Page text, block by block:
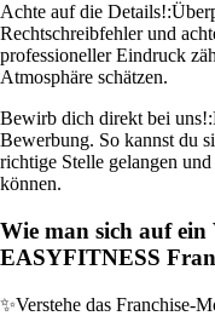
Achte auf die Details!:
Rechtschreibfehler und
professioneller Eindruck
Atmosphäre schätzen.
Bewirb dich direkt bei uns!:
Bewerbung. So kannst du
richtige Stelle gelangen
können.
Wie man sich auf ein
EASYFITNESS
✨Verstehe das Franchise-